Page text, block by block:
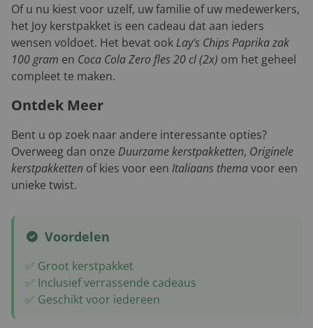
Of u nu kiest voor uzelf, uw familie of uw medewerkers,
het Joy kerstpakket is een cadeau dat aan ieders
wensen voldoet. Het bevat ookLay's Chips Paprika zak
100 gram en Coca Cola Zero fles 20 cl (2x) om het geheel
compleet te maken.
Ontdek Meer
Bent u op zoek naar andere interessante opties?
Overweeg dan onze Duurzame kerstpakketten, Originele
kerstpakketten of kies voor een Italiaans themavoor een
unieke twist.
Voordelen
✅ Groot kerstpakket
✅ Inclusief verrassende cadeaus
✅ Geschikt voor iedereen